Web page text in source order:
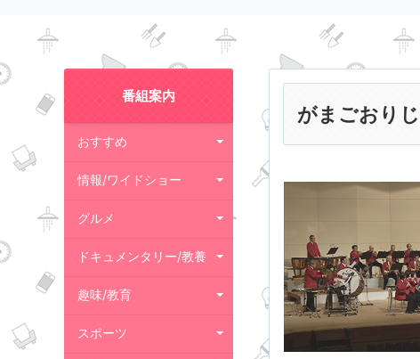
番組案内
おすすめ
情報/ワイドショー
グルメ
ドキュメンタリー/教養
趣味/教育
スポーツ
がまごおり